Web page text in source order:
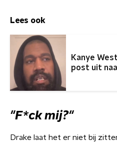
Lees ook
Kanye
post uit
"F*ck mij?"
Drake laat het er niet bij